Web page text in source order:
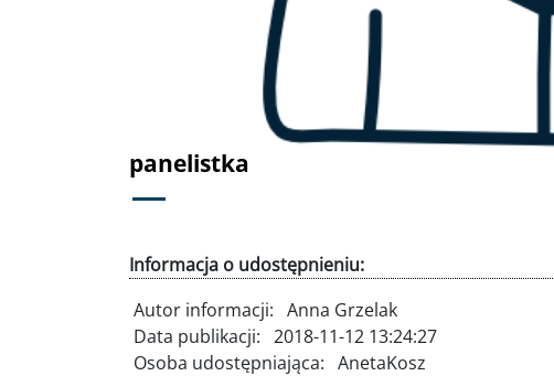
panelistka
Informacja o udostępnieniu:
Autor informacji: Anna Grzelak
Data publikacji: 2018-11-12 13:24:27
Osoba udostępniająca: AnetaKosz